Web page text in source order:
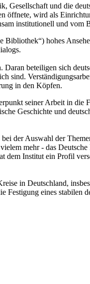
Gesellschaft und die
öffnete, wird als
institutionell und vom
hohes
beteiligen sich
sind.
in den Köpfen.
seiner Arbeit in die
Geschichte und
der Auswahl der
mehr - das
dem Institut ein Profil
in Deutschland,
eines stabilen